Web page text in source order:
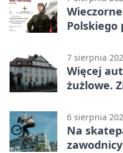
Polskiego
7 sierpnia
Więcej
żużlowe.
6 sierpnia
Na